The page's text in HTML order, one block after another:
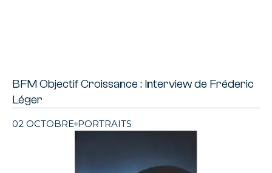
BFM Objectif Croissance : Interview de Fréderic
Léger
PORTRAITS